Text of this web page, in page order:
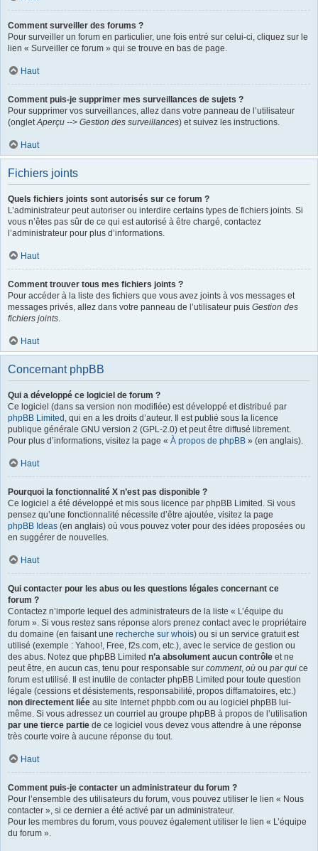
Comment surveiller des forums ?
Pour surveiller un forum en particulier, une fois entré sur celui-ci, cliquez sur le
lien « Surveiller ce forum » qui se trouve en bas de page.
Haut
Comment puis-je supprimer mes surveillances de sujets ?
Pour supprimer vos surveillances, allez dans votre panneau de l’utilisateur
(ongletAperçu --> Gestion des surveillances) et suivez les instructions.
Haut
Fichiers joints
Quels fichiers joints sont autorisés sur ce forum ?
L’administrateur peut autoriser ou interdire certains types de fichiers joints. Si
vous n’êtes pas sûr de ce qui est autorisé à être chargé, contactez
l’administrateur pour plus d’informations.
Haut
Comment trouver tous mes fichiers joints ?
Pour accéder à la liste des fichiers que vous avez joints à vos messages et
messages privés, allez dans votre panneau de l’utilisateur puis Gestion des
fichiers joints.
Haut
Concernant phpBB
Qui a développé ce logiciel de forum ?
Ce logiciel (dans sa version non modifiée) est développé et distribué par
phpBB Limited , qui en a les droits d’auteur. Il est publié sous la licence
publique générale GNU version 2 (GPL-2.0) et peut être diffusé librement.
Pour plus d’informations, visitez la page « À propos de phpBB » (en anglais).
Haut
Pourquoi la fonctionnalité X n’est pas disponible ?
Ce logiciel a été développé et mis sous licence par phpBB Limited. Si vous
pensez qu’une fonctionnalité nécessite d’être ajoutée, visitez la page
phpBB Ideas (en anglais) où vous pouvez voter pour des idées proposées ou
en suggérer de nouvelles.
Haut
Qui contacter pour les abus ou les questions légales concernant ce
forum ?
Contactez n’importe lequel des administrateurs de la liste « L’équipe du
forum ». Si vous restez sans réponse alors prenez contact avec le propriétaire
du domaine (en faisant une recherche sur whois) ou si un service gratuit est
utilisé (exemple : Yahoo!, Free, f2s.com, etc.), avec le service de gestion ou
des abus. Notez que phpBB Limited n’a absolument aucun contrôle et ne
peut être, en aucun cas, tenu pour responsable sur comment, où ou par qui ce
forum est utilisé. Il est inutile de contacter phpBB Limited pour toute question
légale (cessions et désistements, responsabilité, propos diffamatoires, etc.)
non directement liée au site Internet phpbb.com ou au logiciel phpBB lui-
même. Si vous adressez un courriel au groupe phpBB à propos de l’utilisation
par une tierce partie de ce logiciel vous devez vous attendre à une réponse
très courte voire à aucune réponse du tout.
Haut
Comment puis-je contacter un administrateur du forum ?
Pour l’ensemble des utilisateurs du forum, vous pouvez utiliser le lien « Nous
contacter », si ce dernier a été activé par un administrateur.
Pour les membres du forum, vous pouvez également utiliser le lien « L’équipe
du forum ».